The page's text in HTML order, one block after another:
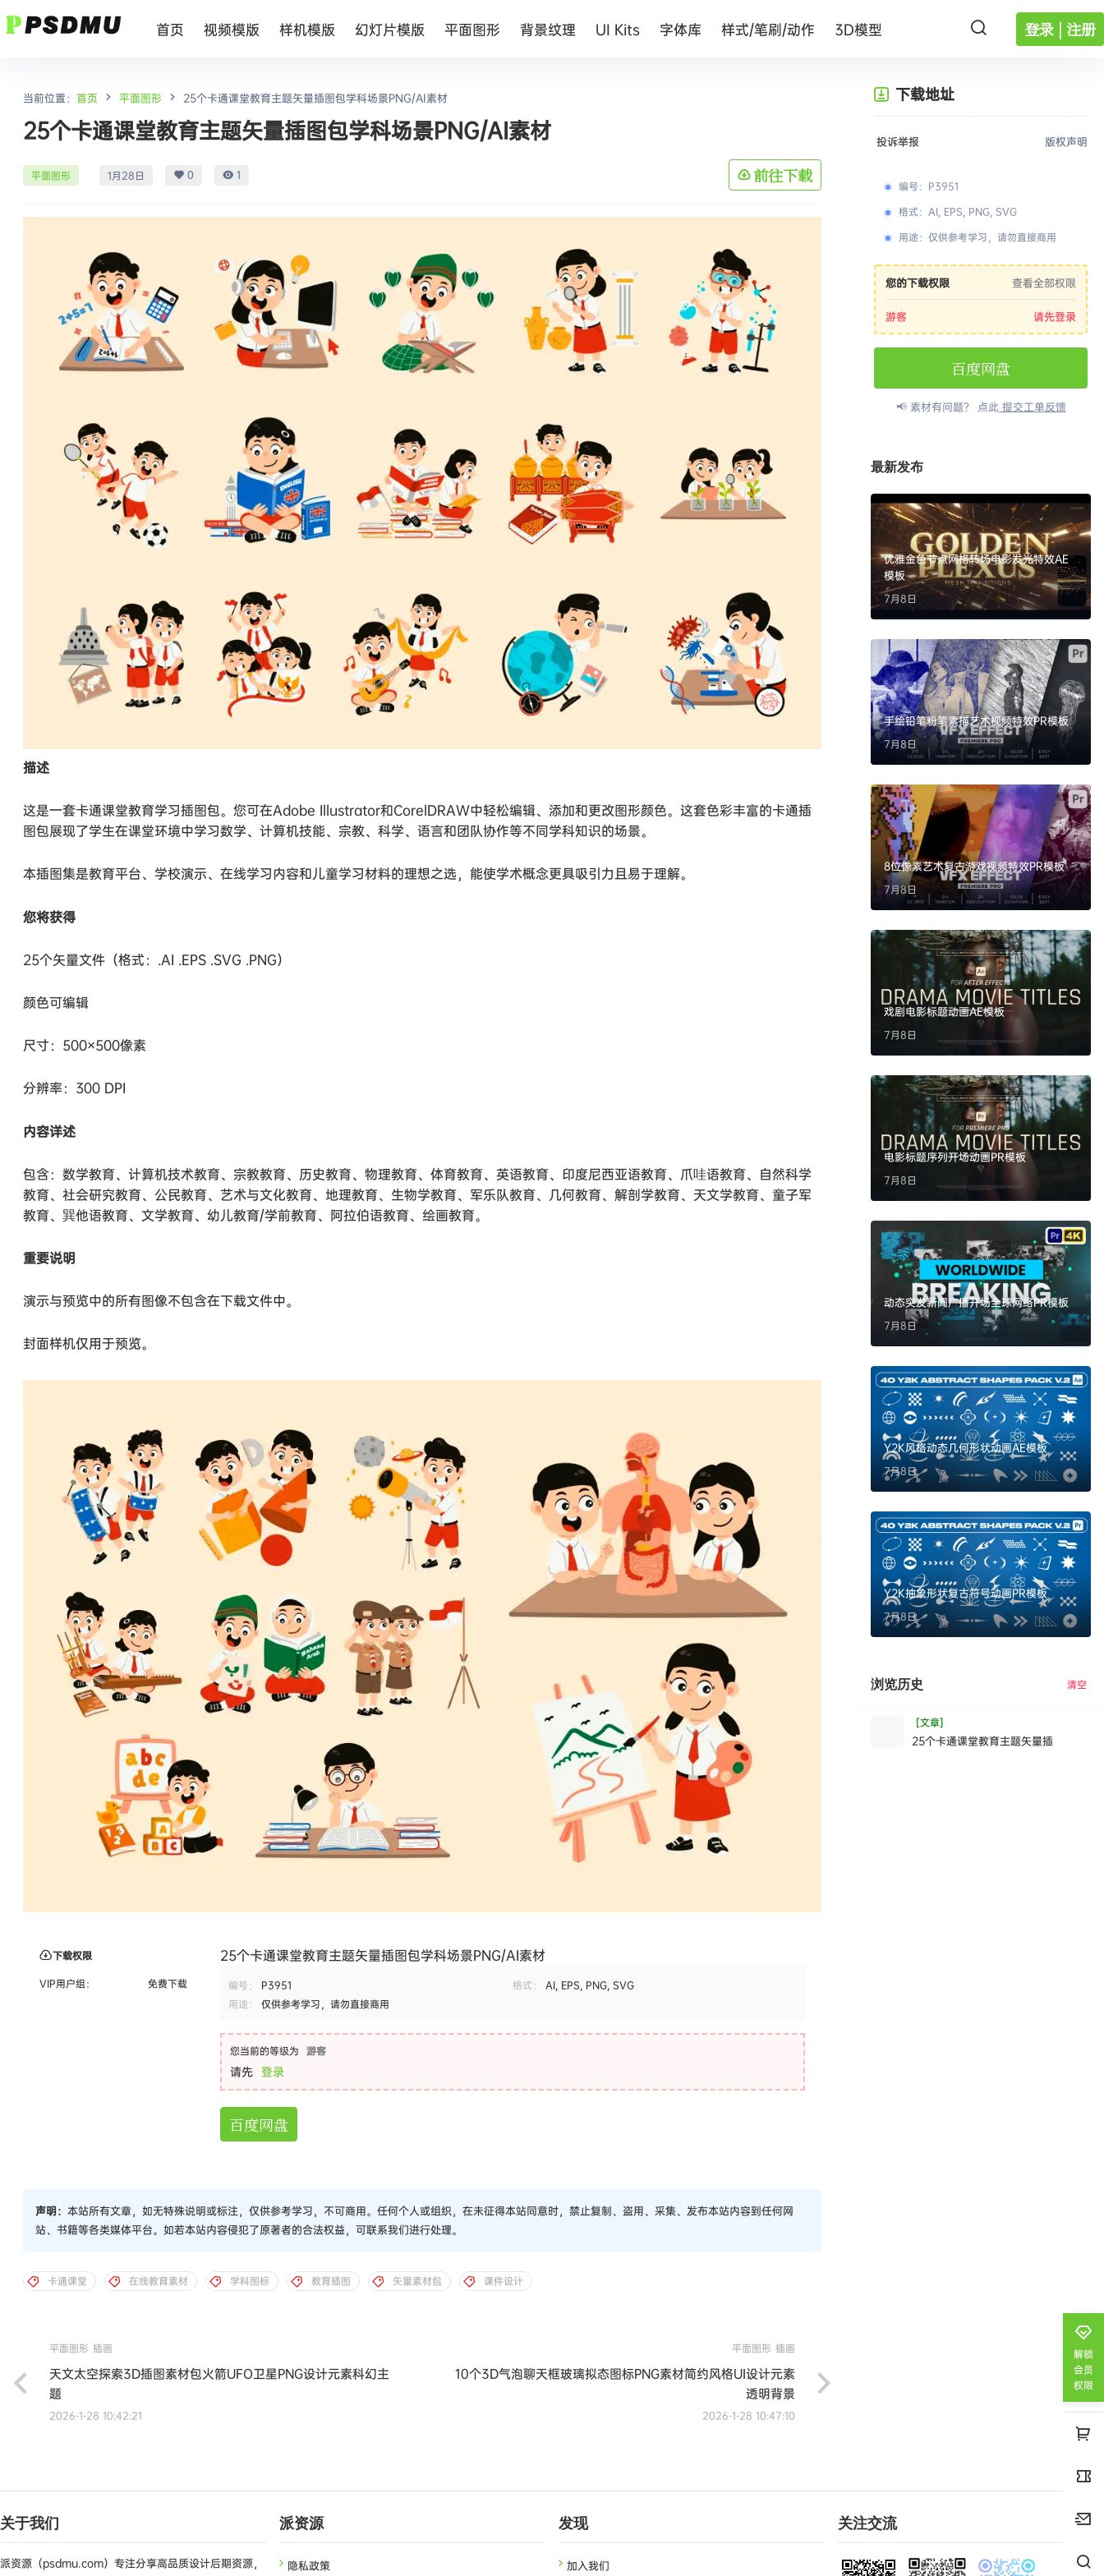
登录 | 注册
首页 视频模版 样机模版 幻灯片模版 平面图形 背景纹理 UI Kits 字体库 样式/笔刷/动作 3D模型
当前位置： 首页 平面图形 25个卡通课堂教育主题矢量插图包学科场景PNG/AI素材
25个卡通课堂教育主题矢量插图包学科场景PNG/AI素材
平面图形 1月28日 0 1 前往下载
描述
这是一套卡通课堂教育学习插图包。您可在Adobe Illustrator和CorelDRAW中轻松编辑、添加和更改图形颜色。这套色彩丰富的卡通插
图包展现了学生在课堂环境中学习数学、计算机技能、宗教、科学、语言和团队协作等不同学科知识的场景。
本插图集是教育平台、学校演示、在线学习内容和儿童学习材料的理想之选，能使学术概念更具吸引力且易于理解。
您将获得
25个矢量文件（格式：.AI .EPS .SVG .PNG）
颜色可编辑
尺寸：500×500像素
分辨率：300 DPI
内容详述
包含：数学教育、计算机技术教育、宗教教育、历史教育、物理教育、体育教育、英语教育、印度尼西亚语教育、爪哇语教育、自然科学
教育、社会研究教育、公民教育、艺术与文化教育、地理教育、生物学教育、军乐队教育、几何教育、解剖学教育、天文学教育、童子军
教育、巽他语教育、文学教育、幼儿教育/学前教育、阿拉伯语教育、绘画教育。
重要说明
演示与预览中的所有图像不包含在下载文件中。
封面样机仅用于预览。
下载权限
VIP用户组：
免费下载
25个卡通课堂教育主题矢量插图包学科场景PNG/AI素材
编号： P3951 格式：
AI, EPS, PNG, SVG
用途：
仅供参考学习，请勿直接商用
您当前的等级为 游客
请先 登录
百度网盘
声明： 本站所有文章，如无特殊说明或标注，仅供参考学习，不可商用。任何个人或组织，在未征得本站同意时，禁止复制、盗用、采集、发布本站内容到任何网
站、书籍等各类媒体平台。如若本站内容侵犯了原著者的合法权益，可联系我们进行处理。
卡通课堂 在线教育素材 学科图标 教育插图 矢量素材包 课件设计
平面图形 插画
天文太空探索3D插图素材包火箭UFO卫星PNG设计元素科幻主
题
2026-1-28 10:42:21
平面图形 插画
10个3D气泡聊天框玻璃拟态图标PNG素材简约风格UI设计元素
透明背景
2026-1-28 10:47:10
下载地址
投诉举报 版权声明
编号： P3951
格式： AI, EPS, PNG, SVG
用途： 仅供参考学习，请勿直接商用
您的下载权限 查看全部权限
游客 请先登录
百度网盘
📢 素材有问题？ 点此提交工单反馈
最新发布
优雅金色节点网格转场电影发光特效AE
模板
7月8日
手绘铅笔粉笔素描艺术视频特效PR模板
7月8日
8位像素艺术复古游戏视频特效PR模板
7月8日
戏剧电影标题动画AE模板
7月8日
电影标题序列开场动画PR模板
7月8日
动态突发新闻广播开场全球网络PR模板
7月8日
Y2K风格动态几何形状动画AE模板
7月8日
Y2K抽象形状复古符号动画PR模板
7月8日
浏览历史 清空
[文章]
25个卡通课堂教育主题矢量插
解锁
会员
权限
关于我们
派资源（psdmu.com）专注分享高品质设计后期资源，
派资源
隐私政策
发现
加入我们
关注交流